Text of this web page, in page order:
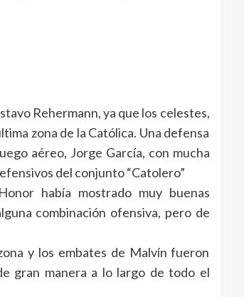
Rehermann, ya que los celestes,
zona de la Católica. Una defensa
aéreo, Jorge García, con mucha
del conjunto “Catolero”
había mostrado muy buenas
combinación ofensiva, pero de
y los embates de Malvín fueron
gran manera a lo largo de todo el